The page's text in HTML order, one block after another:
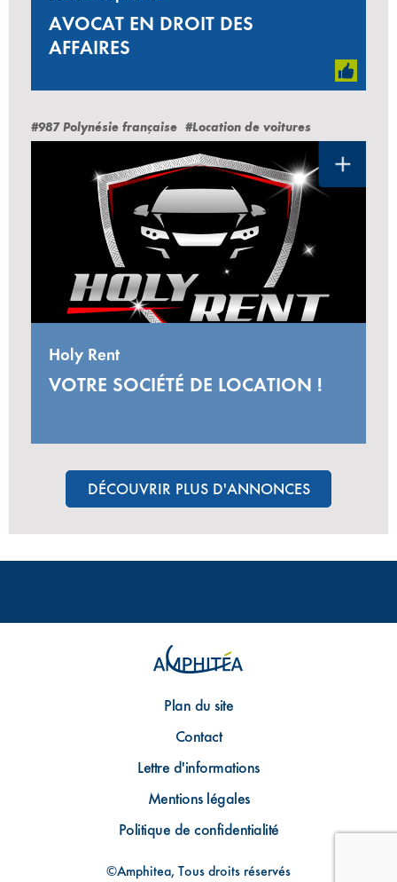
AVOCAT EN DROIT DES
AFFAIRES
#987 Polynésie française #Location de voitures
Holy Rent
VOTRE SOCIÉTÉ DE LOCATION !
DÉCOUVRIR PLUS D'ANNONCES
Plan du site
Contact
Lettre d'informations
Mentions légales
Politique de confidentialité
©Amphitea, Tous droits réservés